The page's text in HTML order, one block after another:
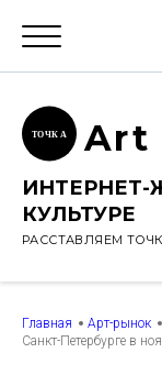
ТОЧК А Art
ИНТЕРНЕТ-
КУЛЬТУРЕ
РАССТАВЛЯЕМ
Главная Арт-рынок
Санкт-Петербурге в